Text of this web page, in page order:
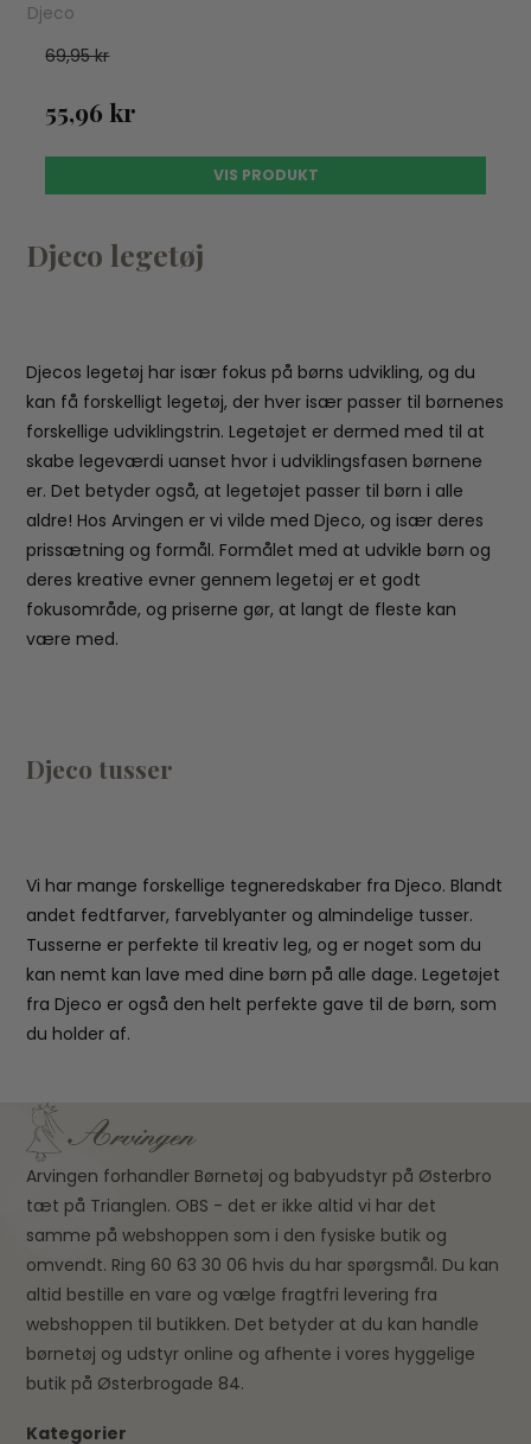
Djeco
69,95 kr
55,96 kr
VIS PRODUKT
Djeco legetøj
Djecos legetøj har især fokus på børns udvikling, og du
kan få forskelligt legetøj, der hver især passer til børnenes
forskellige udviklingstrin. Legetøjet er dermed med til at
skabe legeværdi uanset hvor i udviklingsfasen børnene
er. Det betyder også, at legetøjet passer til børn i alle
aldre! Hos Arvingen er vi vilde med Djeco, og især deres
prissætning og formål. Formålet med at udvikle børn og
deres kreative evner gennem legetøj er et godt
fokusområde, og priserne gør, at langt de fleste kan
være med.
Djeco tusser
Vi har mange forskellige tegneredskaber fra Djeco. Blandt
andet fedtfarver, farveblyanter og almindelige tusser.
Tusserne er perfekte til kreativ leg, og er noget som du
kan nemt kan lave med dine børn på alle dage. Legetøjet
fra Djeco er også den helt perfekte gave til de børn, som
du holder af.
Arvingen forhandler Børnetøj og babyudstyr på Østerbro
tæt på Trianglen. OBS - det er ikke altid vi har det
samme på webshoppen som i den fysiske butik og
omvendt. Ring 60 63 30 06 hvis du har spørgsmål. Du kan
altid bestille en vare og vælge fragtfri levering fra
webshoppen til butikken. Det betyder at du kan handle
børnetøj og udstyr online og afhente i vores hyggelige
butik på Østerbrogade 84.
Kategorier